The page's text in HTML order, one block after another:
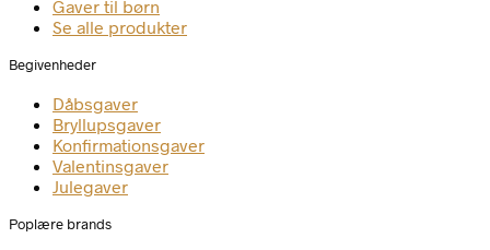
Gaver til børn
Se alle produkter
Begivenheder
Dåbsgaver
Bryllupsgaver
Konfirmationsgaver
Valentinsgaver
Julegaver
Poplære brands